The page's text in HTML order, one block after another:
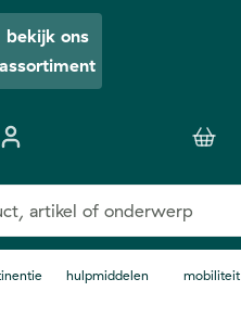
bekijk ons
assortiment
hulpmiddelen mobiliteit